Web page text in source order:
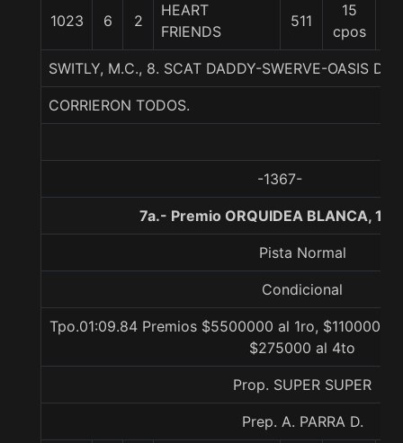
1023 6 2
HEART
FRIENDS
511
15
cpos
SWITLY, M.C., 8. SCAT DADDY-SWERVE-OASIS
CORRIERON TODOS.
-1367-
7a.- Premio ORQUIDEA BLANCA,
Pista Normal
Condicional
Tpo.01:09.84 Premios $5500000 al 1ro, $1100000
$275000 al 4to
Prop. SUPER SUPER
Prep. A. PARRA D.